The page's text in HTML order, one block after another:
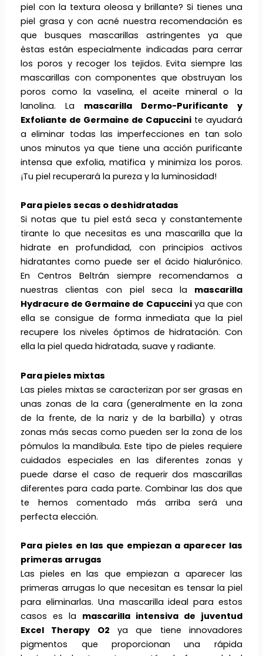
piel con la textura oleosa y brillante? Si tienes una
piel grasa y con acné nuestra recomendación es
que busques mascarillas astringentes ya que
éstas están especialmente indicadas para cerrar
los poros y recoger los tejidos. Evita siempre las
mascarillas con componentes que obstruyan los
poros como la vaselina, el aceite mineral o la
lanolina. La mascarilla Dermo-Purificante y
Exfoliante de Germaine de Capuccinite ayudará
a eliminar todas las imperfecciones en tan solo
unos minutos ya que tiene una acción purificante
intensa que exfolia, matifica y minimiza los poros.
¡Tu piel recuperará la pureza y la luminosidad!
Para pieles secas o deshidratadas
Si notas que tu piel está seca y constantemente
tirante lo que necesitas es una mascarilla que la
hidrate en profundidad, con principios activos
hidratantes como puede ser el ácido hialurónico.
En Centros Beltrán siempre recomendamos a
nuestras clientas con piel seca la mascarilla
Hydracure de Germaine de Capucciniya que con
ella se consigue de forma inmediata que la piel
recupere los niveles óptimos de hidratación. Con
ella la piel queda hidratada, suave y radiante.
Para pieles mixtas
Las pieles mixtas se caracterizan por ser grasas en
unas zonas de la cara (generalmente en la zona
de la frente, de la nariz y de la barbilla) y otras
zonas más secas como pueden ser la zona de los
pómulos la mandíbula. Este tipo de pieles requiere
cuidados especiales en las diferentes zonas y
puede darse el caso de requerir dos mascarillas
diferentes para cada parte. Combinar las dos que
te hemos comentado más arriba será una
perfecta elección.
Para pieles en las que empiezan a aparecer las
primeras arrugas
Las pieles en las que empiezan a aparecer las
primeras arrugas lo que necesitan es tensar la piel
para eliminarlas. Una mascarilla ideal para estos
casos es la mascarilla intensiva de juventud
Excel Therapy O2 ya que tiene innovadores
pigmentos que proporcionan una rápida